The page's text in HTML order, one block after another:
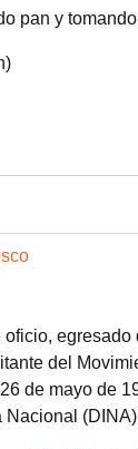
pan y
del
de mayo de
Nacional